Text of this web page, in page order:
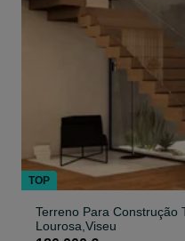
Terreno Para Construção
Lourosa,Viseu
TOP